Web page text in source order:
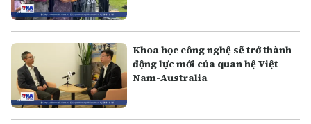
Khoa học công nghệ sẽ trở thành
động lực mới của quan hệ Việt
Nam-Australia